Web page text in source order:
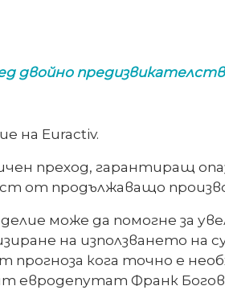
двойно
на Euractiv.
преход, гарантиращ
от продължаващо
може да помогне за
на използването
кога точно е
Франк